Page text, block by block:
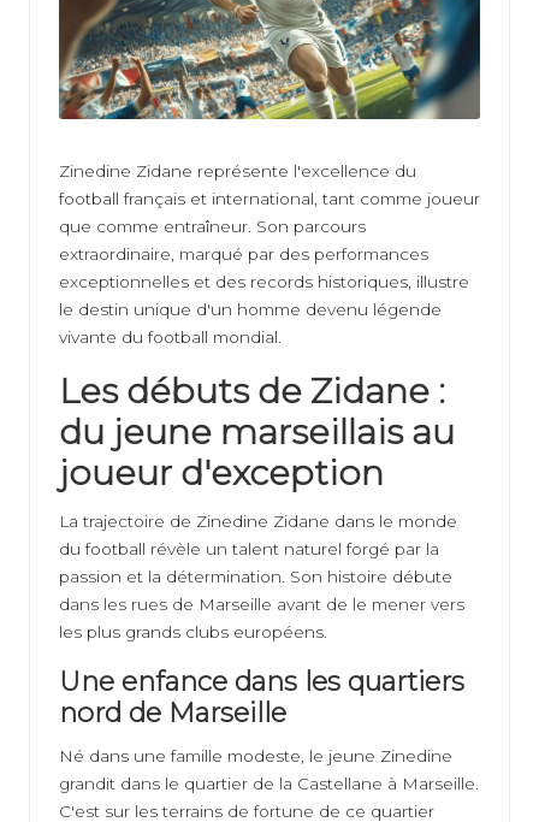
Zinedine Zidane représente l'excellence du
football français et international, tant comme joueur
que comme entraîneur. Son parcours
extraordinaire, marqué par des performances
exceptionnelles et des records historiques, illustre
le destin unique d'un homme devenu légende
vivante du football mondial.
Les débuts de Zidane :
du jeune marseillais au
joueur d'exception
La trajectoire de Zinedine Zidane dans le monde
du football révèle un talent naturel forgé par la
passion et la détermination. Son histoire débute
dans les rues de Marseille avant de le mener vers
les plus grands clubs européens.
Une enfance dans les quartiers
nord de Marseille
Né dans une famille modeste, le jeune Zinedine
grandit dans le quartier de la Castellane à Marseille.
C'est sur les terrains de fortune de ce quartier